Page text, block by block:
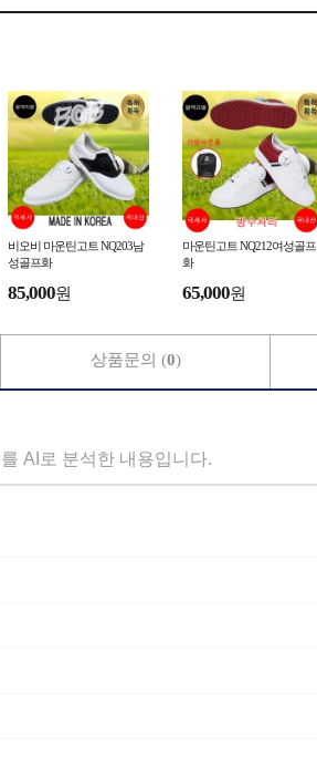
비오비 마운틴고트 NQ203남
성골프화
85,000원
마운틴고트 NQ212여성골프
화
65,000원
AI로 분석한 내용입니다.
상품문의 (0)